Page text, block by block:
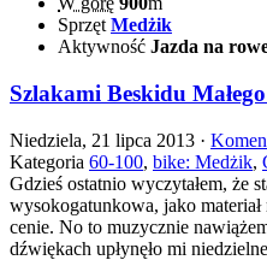
SprzętMedżik
Aktywność Jazda na
Szlakami Beskidu
Niedziela, 21 lipca 2013 ·
Kategoria 60-100, bike: Medżik,
Gdzieś ostatnio wyczytałem, że
wysokogatunkowa, jako
cenie. No to muzycznie
dźwiękach upłynęło mi